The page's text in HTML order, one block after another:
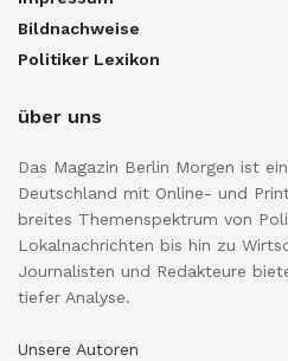
Bildnachweise
Politiker Lexikon
über uns
Das Magazin Berlin Morgen ist
Deutschland mit Online- und
breites Themenspektrum von
Lokalnachrichten bis hin zu
Journalisten und Redakteure
tiefer Analyse.
Unsere Autoren